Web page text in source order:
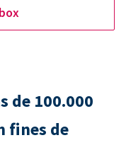
de 100.000
fines de